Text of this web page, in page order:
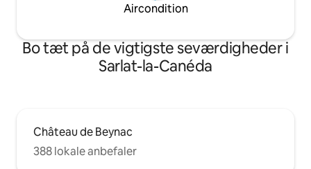
Aircondition
Bo tæt på de vigtigste seværdigheder i
Sarlat-la-Canéda
Château de Beynac
388 lokale anbefaler